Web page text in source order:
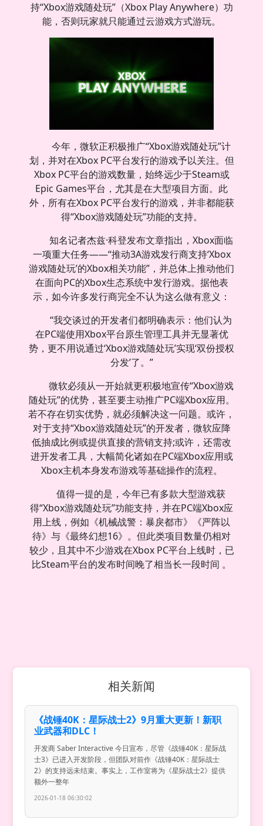
持“Xbox游戏随处玩”（Xbox Play Anywhere）功
能，否则玩家就只能通过云游戏方式游玩。
今年，微软正积极推广“Xbox游戏随处玩”计
划，并对在Xbox PC平台发行的游戏予以关注。但
Xbox PC平台的游戏数量，始终远少于Steam或
Epic Games平台，尤其是在大型项目方面。此
外，所有在Xbox PC平台发行的游戏，并非都能获
得“Xbox游戏随处玩”功能的支持。
知名记者杰兹·科登发布文章指出，Xbox面临
一项重大任务——“推动3A游戏发行商支持‘Xbox
游戏随处玩’的Xbox相关功能”，并总体上推动他们
在面向PC的Xbox生态系统中发行游戏。据他表
示，如今许多发行商完全不认为这么做有意义：
“我交谈过的开发者们都明确表示：他们认为
在PC端使用Xbox平台原生管理工具并无显著优
势，更不用说通过‘Xbox游戏随处玩’实现‘双份授权
分发’了。”
微软必须从一开始就更积极地宣传“Xbox游戏
随处玩”的优势，甚至要主动推广PC端Xbox应用。
若不存在切实优势，就必须解决这一问题。或许，
对于支持“Xbox游戏随处玩”的开发者，微软应降
低抽成比例或提供直接的营销支持;或许，还需改
进开发者工具，大幅简化诸如在PC端Xbox应用或
Xbox主机本身发布游戏等基础操作的流程。
值得一提的是，今年已有多款大型游戏获
得“Xbox游戏随处玩”功能支持，并在PC端Xbox应
用上线，例如《机械战警：暴戾都市》《严阵以
待》与《最终幻想16》。但此类项目数量仍相对
较少，且其中不少游戏在Xbox PC平台上线时，已
比Steam平台的发布时间晚了相当长一段时间 。
相关新闻
《战锤40K：星际战士2》9月重大更新！新职
业武器和DLC！
开发商 Saber Interactive 今日宣布，尽管《战锤40K：星际战
士3》已进入开发阶段，但团队对前作《战锤40K：星际战士
2》的支持远未结束。事实上，工作室将为《星际战士2》提供
额外一整年
2026-01-18 06:30:02